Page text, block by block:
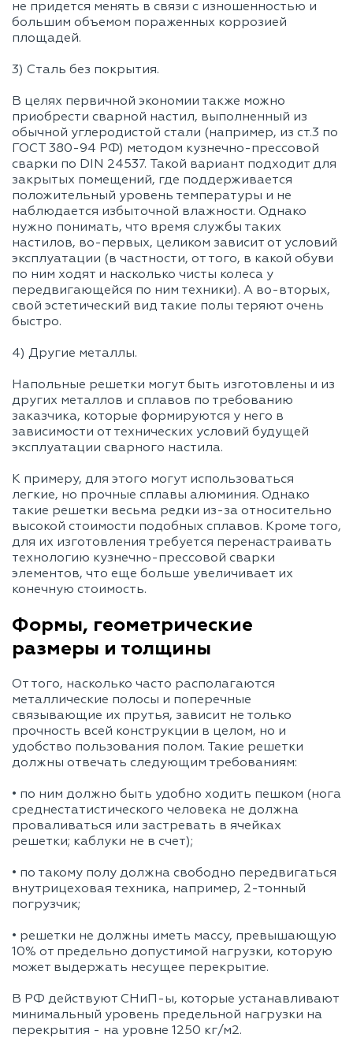
не придется менять в связи с изношенностью и
большим объемом пораженных коррозией
площадей.
3) Сталь без покрытия.
В целях первичной экономии также можно
приобрести сварной настил, выполненный из
обычной углеродистой стали (например, из ст.3 по
ГОСТ 380-94 РФ) методом кузнечно-прессовой
сварки по DIN 24537. Такой вариант подходит для
закрытых помещений, где поддерживается
положительный уровень температуры и не
наблюдается избыточной влажности. Однако
нужно понимать, что время службы таких
настилов, во-первых, целиком зависит от условий
эксплуатации (в частности, от того, в какой обуви
по ним ходят и насколько чисты колеса у
передвигающейся по ним техники). А во-вторых,
свой эстетический вид такие полы теряют очень
быстро.
4) Другие металлы.
Напольные решетки могут быть изготовлены и из
других металлов и сплавов по требованию
заказчика, которые формируются у него в
зависимости от технических условий будущей
эксплуатации сварного настила.
К примеру, для этого могут использоваться
легкие, но прочные сплавы алюминия. Однако
такие решетки весьма редки из-за относительно
высокой стоимости подобных сплавов. Кроме того,
для их изготовления требуется перенастраивать
технологию кузнечно-прессовой сварки
элементов, что еще больше увеличивает их
конечную стоимость.
Формы, геометрические
размеры и толщины
От того, насколько часто располагаются
металлические полосы и поперечные
связывающие их прутья, зависит не только
прочность всей конструкции в целом, но и
удобство пользования полом. Такие решетки
должны отвечать следующим требованиям:
• по ним должно быть удобно ходить пешком (нога
среднестатистического человека не должна
проваливаться или застревать в ячейках
решетки; каблуки не в счет);
• по такому полу должна свободно передвигаться
внутрицеховая техника, например, 2-тонный
погрузчик;
• решетки не должны иметь массу, превышающую
10% от предельно допустимой нагрузки, которую
может выдержать несущее перекрытие.
В РФ действуют СНиП-ы, которые устанавливают
минимальный уровень предельной нагрузки на
перекрытия - на уровне 1250 кг/м2.